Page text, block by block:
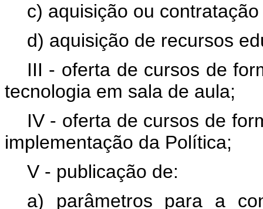
c) aquisição ou
d) aquisição de recursos
III - oferta de cursos de
tecnologia em sala de aula;
IV - oferta de cursos de
implementação da Política;
V - publicação de:
a) parâmetros para a